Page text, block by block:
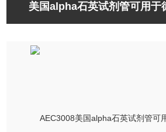
美国alpha石英试剂管可用